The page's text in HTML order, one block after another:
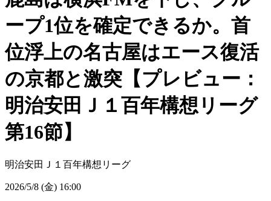
ープ1位を確定できるか。首
位浮上の名古屋はエース復活
の京都と激突【プレビュー：
明治安田Ｊ１百年構想リーグ
第16節】
明治安田Ｊ１百年構想リーグ
2026/5/8 (金) 16:00